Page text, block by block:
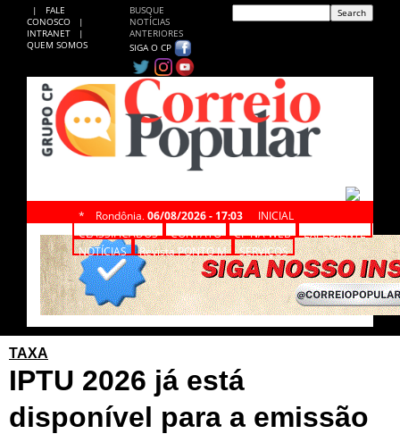
|
FALE
CONOSCO
|
INTRANET
|
QUEM SOMOS
BUSQUE
NOTÍCIAS
ANTERIORES
SIGA O CP
* Rondônia, 06/08/2026 - 17:03
INICIAL
CLASSIFICADOS
CONTATO CP NA WEB
EXPEDIENTE
NOTÍCIAS
Revista PONTO M SERVIÇOS
TAXA
IPTU 2026 já está
disponível para a emissão